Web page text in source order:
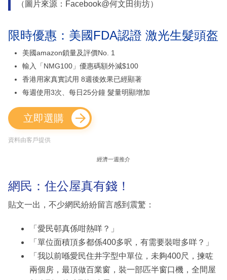
（圖片來源：Facebook@何文田街坊）
限時優惠：美國FDA認證 激光生髮頭盔
美國amazon鎖量及評價No. 1
輸入「NMG100」優惠碼額外減$100
香港用家真實試用 8週後效果已經顯著
每週使用3次、每日25分鐘 髮量明顯增加
立即選購
資料由客戶提供
經濟一週推介
網民：住公屋真有錢！
貼文一出，不少網民紛紛留言感到震驚：
「愛民邨真係咁熱咩？」
「單位面積頂多都係400多呎，有需要裝咁多咩？」
「我以前喺愛民住井字型中單位，未夠400尺，揀咗
兩個房，最頂做百業窗，裝一部匹半窗口機，全間屋